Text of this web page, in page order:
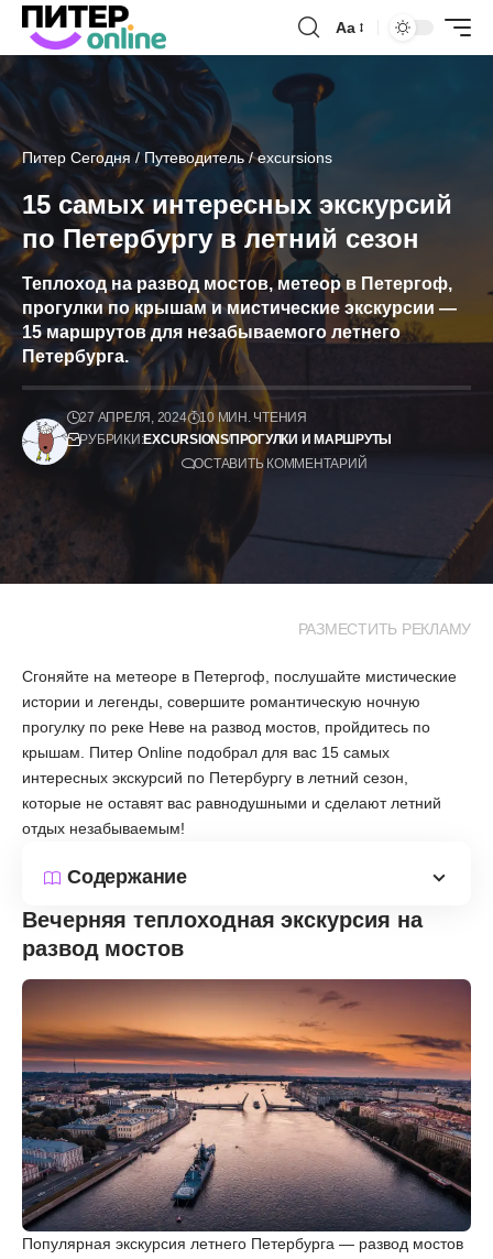
Аа
Питер Сегодня / Путеводитель/excursions
15 самых интересных экскурсий
по Петербургу в летний сезон
Теплоход на развод мостов, метеор в Петергоф,
прогулки по крышам и мистические экскурсии —
15 маршрутов для незабываемого летнего
Петербурга.
27 АПРЕЛЯ, 2024
10 МИН. ЧТЕНИЯ
РУБРИКИ:EXCURSIONSПРОГУЛКИ И МАРШРУТЫ
ОСТАВИТЬ КОММЕНТАРИЙ
РАЗМЕСТИТЬ РЕКЛАМУ
Сгоняйте на метеоре в Петергоф, послушайте мистические
истории и легенды, совершите романтическую ночную
прогулку по реке Неве на развод мостов, пройдитесь по
крышам. Питер Online подобрал для вас 15 самых
интересных экскурсий по Петербургу в летний сезон,
которые не оставят вас равнодушными и сделают летний
отдых незабываемым!
Содержание
Вечерняя теплоходная экскурсия на
развод мостов
Популярная экскурсия летнего Петербурга — развод мостов